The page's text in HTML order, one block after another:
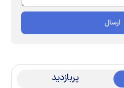
پربازدید